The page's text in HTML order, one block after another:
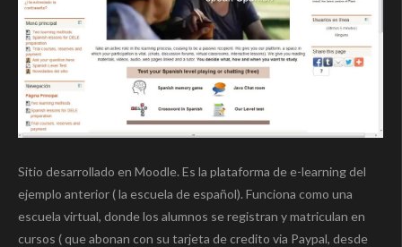
Sitio desarrollado en Moodle. Es la plataforma de e-learning del
ejemplo anterior ( la escuela de español). Funciona como una
escuela virtual, donde los alumnos se registran y matriculan en
cursos ( que abonan con su tarjeta de credito via Paypal, desde